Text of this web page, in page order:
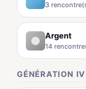
3
Argent
14
GÉNÉRATION IV